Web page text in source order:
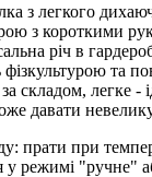
з легкого
з короткими
річ в
фізкультурою та
складом, легке -
давати
прати при
у режимі "ручне"